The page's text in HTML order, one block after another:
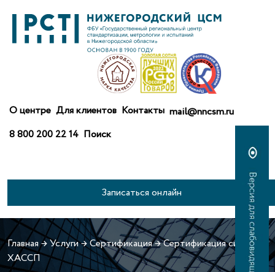
О центре Для клиентов Контакты mail@nncsm.ru
8 800 200 22 14 Поиск
Записаться онлайн
Главная→Услуги→Сертификация→Сертификация систем
ХАССП